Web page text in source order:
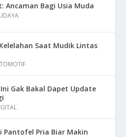
Ancaman Bagi Usia Muda
Saat Mudik Lintas
Ini Gak Bakal Dapet Update
Pantofel Pria Biar Makin